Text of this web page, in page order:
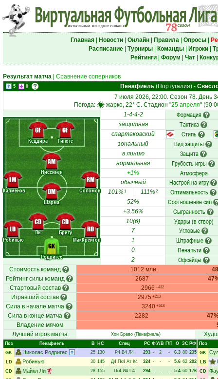
Главная| Новости| Онлайн| Правила| Опросы|
Расписание| Турниры| Команды| Игроки|
Рейтинги| Форум Чат|
Результат матча Сравнение соперников
5 0 Пенафиель (Португалия) -
7 июля 2026, 22:00. Сезон 78. День
Погода:
жарко, 22° C. Стадион "25 апреля" (90
Родригес
Робинью
Ли
Бриту
МакКрейгон
Калменов
Шарма
Ниссинен
Соломон
Кеддира Типоте
GK
LD
CD
CD
RD
LM
DM
AM
RM
CF CF
1-4-4-2 Формация
защитная Тактика
спартаковский Стиль
зональный Вид защиты
в линию Защита
нормальная Грубость игры
+1% Атмосфера
обычный Настрой на игру
101%1 111%2 Оптимальность
52% Соотношение сил
+3.56% Сыгранность
10(6) Удары (в створ)
7 Угловые
1 Штрафные
0 Пенальти
2 Офсайды
Стоимость команд 1012 млн.
Рейтинг силы команд
2687
Стартовый состав
2966 +432
Игравший состав 2975 +210
Сила в начале матча 3240 +518
Сила в конце матча 2282
Владение мячом
Лучший игрок матча
Хон Браво (Пенафиель)
Поз Пенафиель В НC Спец РC ФУ/В Г/П О ЗС РФ
GK
Николас Родригес 25 130 Р4 В4 Л4 293 - 2 - 6.3 80 235
LD
Робинью 30 145 Д4 Пк4 Ат К4 324 - - - 5.6 62 202
CD
Майкл Ли 28 155 Пк4 И4 П4 294 - - - 5.4 60 176
Поз
GK
LB
CD